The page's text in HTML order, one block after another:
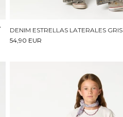
DENIM ESTRELLAS LATERALES GRIS
54,90 EUR